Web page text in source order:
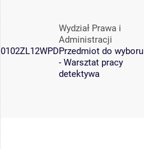
0102ZL12WPD
Wydział Prawa i
Administracji
Przedmiot do wyboru
- Warsztat pracy
detektywa